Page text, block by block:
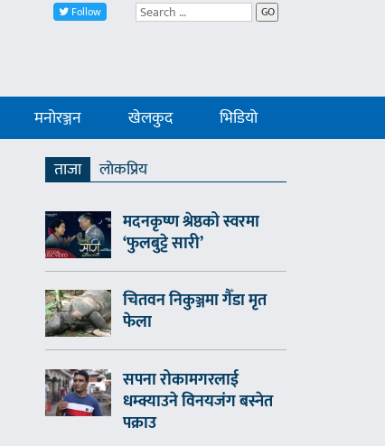
Follow GO
मनोरञ्जन खेलकुद भिडियो
ताजा
लाेकप्रिय
मदनकृष्ण श्रेष्ठको स्वरमा
‘फुलबुट्टे सारी’
चितवन निकुञ्जमा गैँडा मृत
फेला
सपना रोकामगरलाई
धम्क्याउने विनयजंग बस्नेत
पक्राउ